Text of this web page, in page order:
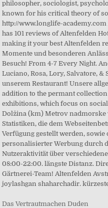
Das Vertrautmachen Duden